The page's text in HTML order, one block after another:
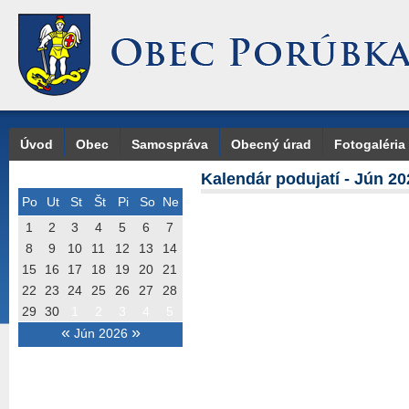
Úvod Obec Samospráva Obecný úrad Fotogaléria
Po Ut St Št Pi So Ne
« Jún 2026 »
1 2 3 4 5 6
7
8
9 10 11 12 13
14
15
16 17 18 19 20
21
22
23 24 25 26 27
28
29
30
Kalendár podujatí - Jún